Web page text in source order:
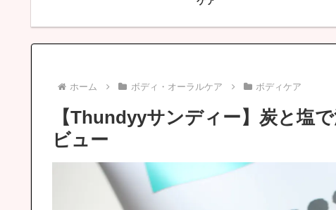
ホーム ボディ・オーラルケア ボディケア
【Thundyyサンディー】炭と塩
ビュー